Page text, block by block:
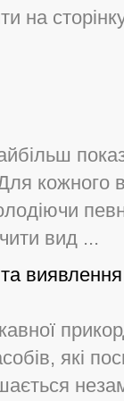
на
кожного
вид ...
які